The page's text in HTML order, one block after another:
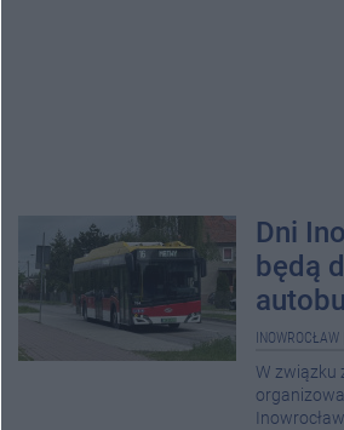
Dni
będą
INOWROCŁAW
W związku